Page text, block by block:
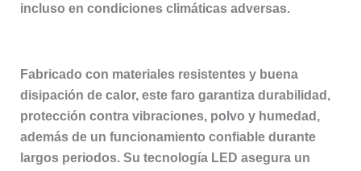
incluso en condiciones climáticas adversas.
Fabricado con materiales resistentes y buena
disipación de calor, este faro garantiza durabilidad,
protección contra vibraciones, polvo y humedad,
además de un funcionamiento confiable durante
largos periodos. Su tecnología LED asegura un